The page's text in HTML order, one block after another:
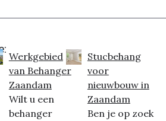
Werkgebied
van Behanger
Zaandam
Wilt u een
behanger
Stucbehang
voor
nieuwbouw in
Zaandam
Ben je op zoek